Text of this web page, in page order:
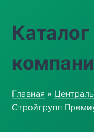
Главная »
Стройгрупп